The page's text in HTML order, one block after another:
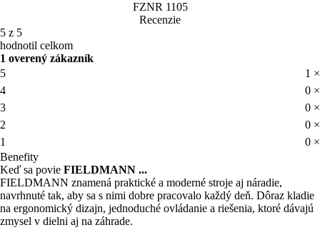
FZNR 1105
Recenzie
5 z 5
hodnotil celkom
1 overený zákazník
5
1 ×
4
0 ×
3
0 ×
2
0 ×
1
0 ×
Benefity
Keď sa povie FIELDMANN ...
FIELDMANN znamená praktické a moderné stroje aj náradie,
navrhnuté tak, aby sa s nimi dobre pracovalo každý deň. Dôraz kladie
na ergonomický dizajn, jednoduché ovládanie a riešenia, ktoré dávajú
zmysel v dielni aj na záhrade.